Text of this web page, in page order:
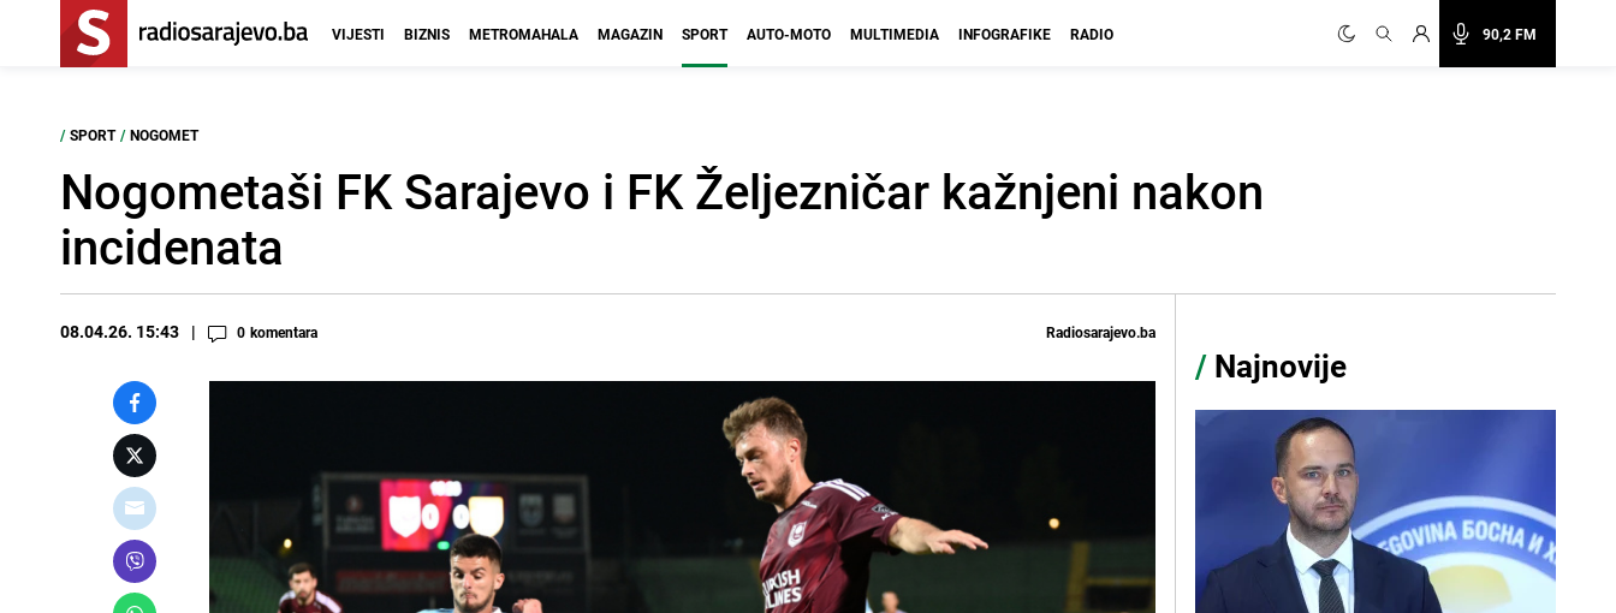
90,2 FM
VIJESTI BIZNIS METROMAHALA MAGAZIN SPORT AUTO-MOTO MULTIMEDIA INFOGRAFIKE RADIO
/ SPORT / NOGOMET
Nogometaši FK Sarajevo i FK Željezničar kažnjeni nakon
incidenata
08.04.26. 15:43 0 komentara Radiosarajevo.ba
/ Najnovije